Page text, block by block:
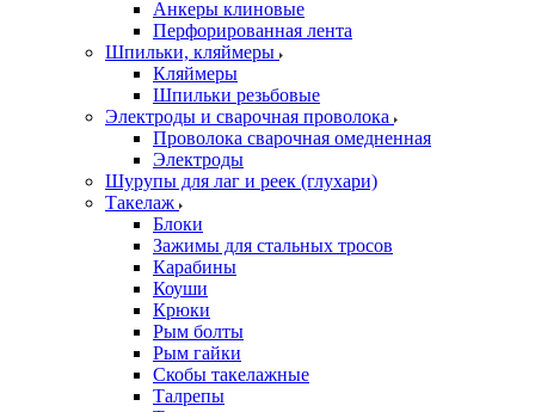
Анкеры клиновые
Перфорированная лента
Шпильки, кляймеры
Кляймеры
Шпильки резьбовые
Электроды и сварочная проволока
Проволока сварочная омедненная
Электроды
Шурупы для лаг и реек (глухари)
Такелаж
Блоки
Зажимы для стальных тросов
Карабины
Коуши
Крюки
Рым болты
Рым гайки
Скобы такелажные
Талрепы